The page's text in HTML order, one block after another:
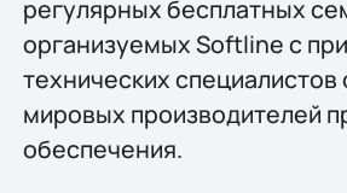
регулярных бесплатных
организуемых Softline с
технических
мировых производителей
обеспечения.